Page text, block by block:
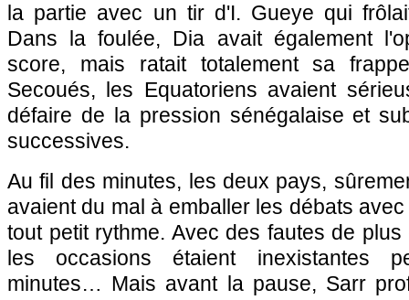
la partie avec un tir d'I. Gueye qui
Dans la foulée, Dia avait également
score, mais ratait totalement sa
Secoués, les Equatoriens avaient
défaire de la pression sénégalaise et
successives.
Au fil des minutes, les deux pays,
avaient du mal à emballer les débats
tout petit rythme. Avec des fautes de
les occasions étaient inexistantes
minutes… Mais avant la pause, Sarr